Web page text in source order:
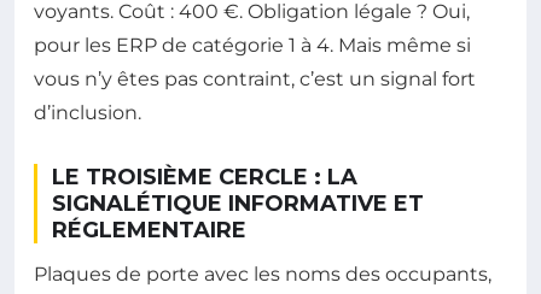
voyants. Coût : 400 €. Obligation légale ? Oui,
pour les ERP de catégorie 1 à 4. Mais même si
vous n’y êtes pas contraint, c’est un signal fort
d’inclusion.
LE TROISIÈME CERCLE : LA
SIGNALÉTIQUE INFORMATIVE ET
RÉGLEMENTAIRE
Plaques de porte avec les noms des occupants,